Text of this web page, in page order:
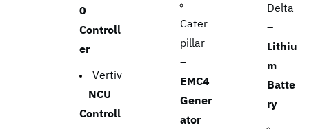
0
Controll
er
Vertiv
– NCU
Controll
Cater
pillar
–
EMC4
Gener
ator
Delta
–
Lithiu
m
Batte
ry